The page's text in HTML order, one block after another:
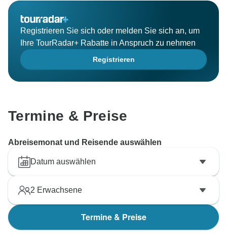
Registrieren Sie sich oder melden Sie sich an, um
Ihre TourRadar+ Rabatte in Anspruch zu nehmen
Registrieren
Termine & Preise
Abreisemonat und Reisende auswählen
Datum auswählen
2 Erwachsene
Termine & Preise